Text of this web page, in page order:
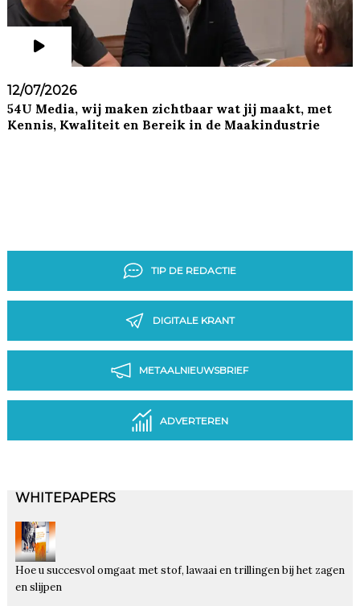
12/07/2026
54U Media, wij maken zichtbaar wat jij maakt, met
Kennis, Kwaliteit en Bereik in de Maakindustrie
TIP DE REDACTIE
DIGITALE KRANT
METAALNIEUWSBRIEF
ADVERTEREN
WHITEPAPERS
Hoe u succesvol omgaat met stof, lawaai en trillingen bij het zagen
en slijpen